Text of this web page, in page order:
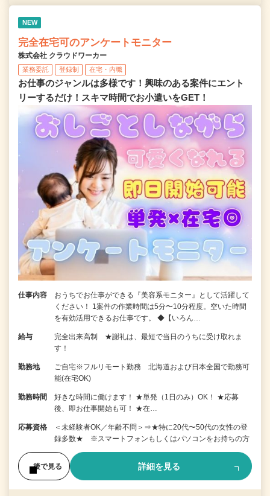
NEW
完全在宅可のアンケートモニター
株式会社 クラウドワーカー
業務委託 登録制 在宅・内職
お仕事のジャンルは多様です！興味のある案件にエント
リーするだけ！スキマ時間でお小遣いをGET！
仕事内容
おうちでお仕事ができる『美容系モニター』として活躍して
ください！ 1案件の作業時間は5分〜10分程度。空いた時間
を有効活用できるお仕事です。 ◆【いろん…
給与
完全出来高制 ★謝礼は、最短で当日のうちに受け取れま
す！
勤務地
ご自宅※フルリモート勤務 北海道および日本全国で勤務可
能(在宅OK)
勤務時間
好きな時間に働けます！ ★単発（1日のみ）OK！ ★応募
後、即お仕事開始も可！ ★在…
応募資格
＜未経験者OK／年齢不問＞⇒★特に20代〜50代の女性の登
録多数★ ※スマートフォンもしくはパソコンをお持ちの方
後で見る 詳細を見る